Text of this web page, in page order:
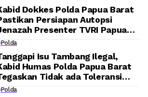
Dokkes Polda Papua Barat
Persiapan Autopsi
Presenter TVRI Papua
Yanto Idorway Telah
Kamis
Polda
Isu Tambang Ilegal,
Humas Polda Papua Barat
Tidak ada Toleransi
Oknum Anggota
Polda